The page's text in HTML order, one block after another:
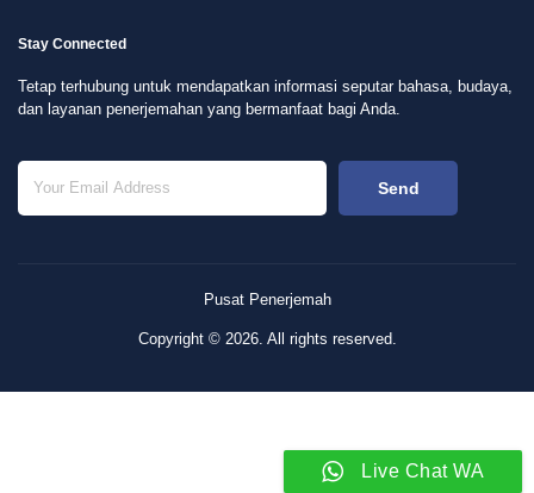
Stay Connected
Tetap terhubung untuk mendapatkan informasi seputar bahasa, budaya,
dan layanan penerjemahan yang bermanfaat bagi Anda.
Send
Pusat Penerjemah
Copyright © 2026. All rights reserved.
Live Chat WA